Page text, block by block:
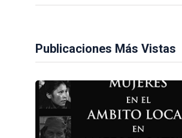
Publicaciones Más Vistas